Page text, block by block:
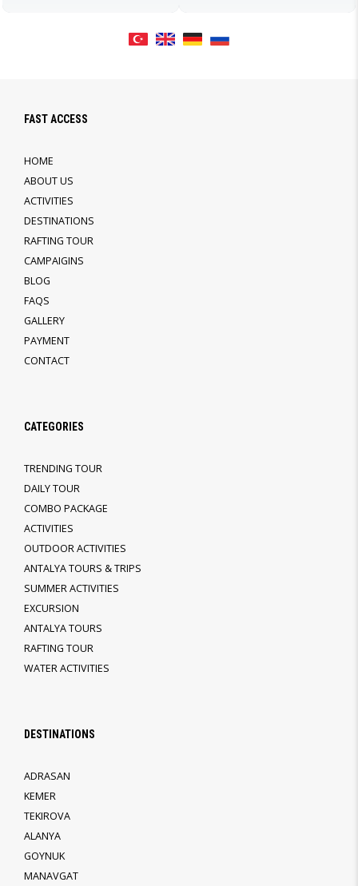
FAST ACCESS
HOME
ABOUT US
ACTIVITIES
DESTINATIONS
RAFTING TOUR
CAMPAIGINS
BLOG
FAQS
GALLERY
PAYMENT
CONTACT
CATEGORIES
TRENDING TOUR
DAILY TOUR
COMBO PACKAGE
ACTIVITIES
OUTDOOR ACTIVITIES
ANTALYA TOURS & TRIPS
SUMMER ACTIVITIES
EXCURSION
ANTALYA TOURS
RAFTING TOUR
WATER ACTIVITIES
DESTINATIONS
ADRASAN
KEMER
TEKIROVA
ALANYA
GOYNUK
MANAVGAT